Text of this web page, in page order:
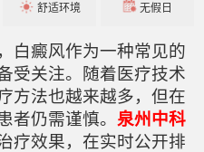
舒适环境 无假日
癜风作为一种常见的
受关注。随着医疗技术
方法也越来越多，但在
者仍需谨慎。 泉州中科
疗效果，在实时公开排